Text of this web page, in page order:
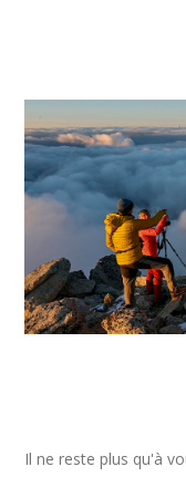
Il ne reste plus qu'à